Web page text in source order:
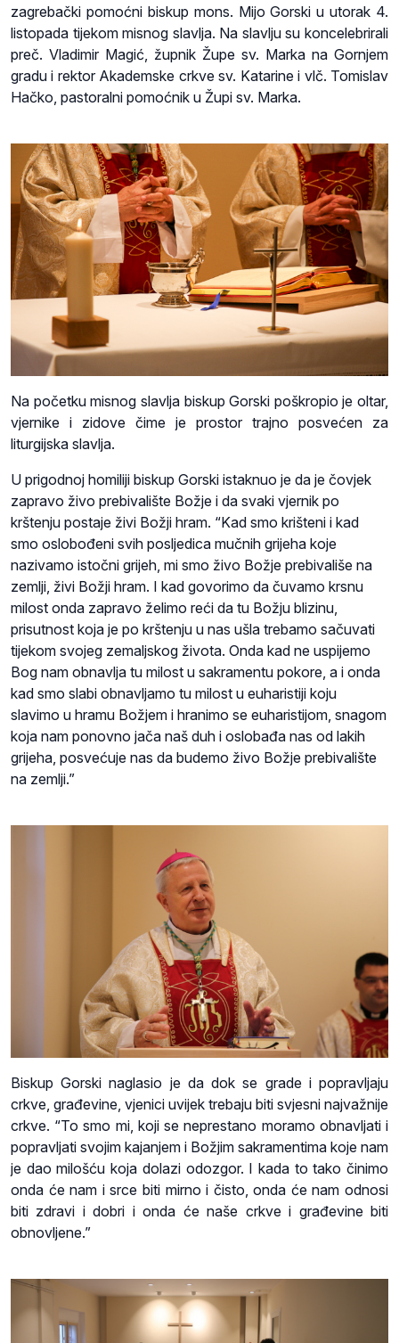
zagrebački pomoćni biskup mons. Mijo Gorski u utorak 4.
listopada tijekom misnog slavlja. Na slavlju su koncelebrirali
preč. Vladimir Magić, župnik Župe sv. Marka na Gornjem
gradu i rektor Akademske crkve sv. Katarine i vlč. Tomislav
Hačko, pastoralni pomoćnik u Župi sv. Marka.
Na početku misnog slavlja biskup Gorski poškropio je oltar,
vjernike i zidove čime je prostor trajno posvećen za
liturgijska slavlja.
U prigodnoj homiliji biskup Gorski istaknuo je da je čovjek
zapravo živo prebivalište Božje i da svaki vjernik po
krštenju postaje živi Božji hram. “Kad smo krišteni i kad
smo oslobođeni svih posljedica mučnih grijeha koje
nazivamo istočni grijeh, mi smo živo Božje prebivališe na
zemlji, živi Božji hram. I kad govorimo da čuvamo krsnu
milost onda zapravo želimo reći da tu Božju blizinu,
prisutnost koja je po krštenju u nas ušla trebamo sačuvati
tijekom svojeg zemaljskog života. Onda kad ne uspijemo
Bog nam obnavlja tu milost u sakramentu pokore, a i onda
kad smo slabi obnavljamo tu milost u euharistiji koju
slavimo u hramu Božjem i hranimo se euharistijom, snagom
koja nam ponovno jača naš duh i oslobađa nas od lakih
grijeha, posvećuje nas da budemo živo Božje prebivalište
na zemlji.”
Biskup Gorski naglasio je da dok se grade i popravljaju
crkve, građevine, vjenici uvijek trebaju biti svjesni najvažnije
crkve. “To smo mi, koji se neprestano moramo obnavljati i
popravljati svojim kajanjem i Božjim sakramentima koje nam
je dao milošću koja dolazi odozgor. I kada to tako činimo
onda će nam i srce biti mirno i čisto, onda će nam odnosi
biti zdravi i dobri i onda će naše crkve i građevine biti
obnovljene.”